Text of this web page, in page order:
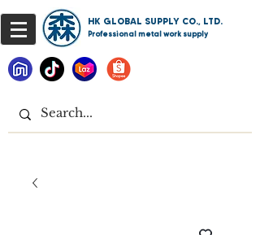
HK GLOBAL SUPPLY CO., LTD.
Professional metal work supply